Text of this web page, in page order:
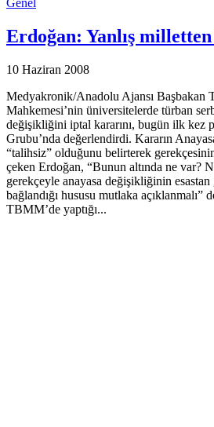
Genel
Erdoğan: Yanlış
10 Haziran 2008
Medyakronik/Anadolu Ajansı Başbakan
Mahkemesi’nin üniversitelerde türban
değişikliğini iptal kararını, bugün ilk kez
Grubu’nda değerlendirdi. Kararın
“talihsiz” olduğunu belirterek
çeken Erdoğan, “Bunun altında ne var?
gerekçeyle anayasa değişikliğinin
bağlandığı hususu mutlaka açıklanmalı”
TBMM’de yaptığı...